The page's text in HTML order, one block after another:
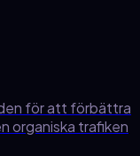
för att förbättra
organiska trafiken